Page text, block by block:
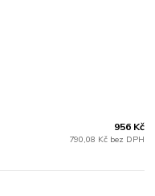
956 Kč
790,08 Kč bez DPH